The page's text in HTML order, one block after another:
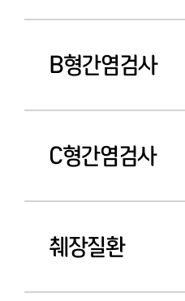
B형간염검사
C형간염검사
췌장질환